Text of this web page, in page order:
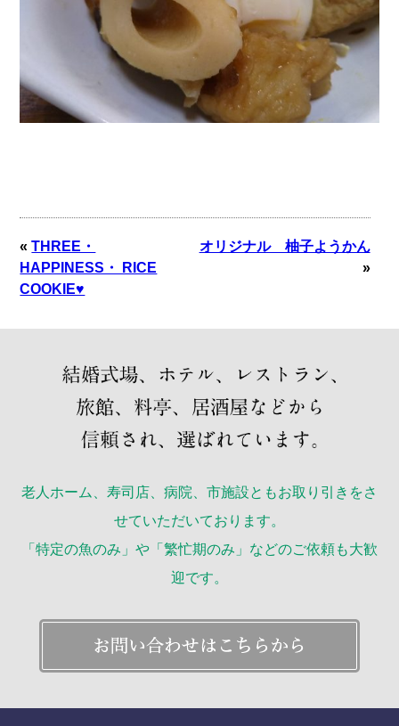
«THREE・
HAPPINESS・ RICE
COOKIE♥
オリジナル 柚子ようかん
»
老人ホーム、寿司店、病院、市施設ともお取り引きをさ
せていただいております。
「特定の魚のみ」や「繁忙期のみ」などのご依頼も大歓
迎です。